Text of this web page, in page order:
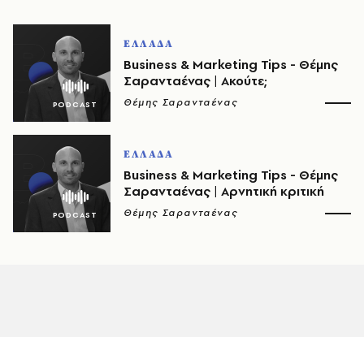
ΕΛΛΑΔΑ
Business & Marketing Tips - Θέμης
Σαρανταένας | Ακούτε;
Θέμης Σαρανταένας
ΕΛΛΑΔΑ
Business & Marketing Tips - Θέμης
Σαρανταένας | Αρνητική κριτική
Θέμης Σαρανταένας